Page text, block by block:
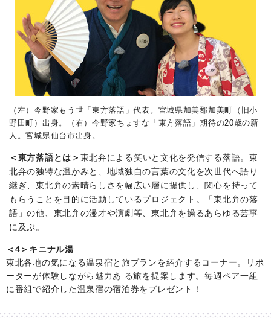
（左）今野家もう世「東方落語」代表。宮城県加美郡加美町（旧小
野田町）出身。（右）今野家ちょすな「東方落語」期待の20歳の新
人。宮城県仙台市出身。
＜東方落語とは＞ 東北弁による笑いと文化を発信する落語。東
北弁の独特な温かみと、地域独自の言葉の文化を次世代へ語り
継ぎ、東北弁の素晴らしさを幅広い層に提供し、関心を持って
もらうことを目的に活動しているプロジェクト。「東北弁の落
語」の他、東北弁の漫才や演劇等、東北弁を操るあらゆる芸事
に及ぶ。
＜4＞キニナル湯
東北各地の気になる温泉宿と旅プランを紹介するコーナー。リポ
ーターが体験しながら魅力あ る旅を提案します。毎週ペア一組
に番組で紹介した温泉宿の宿泊券をプレゼント！